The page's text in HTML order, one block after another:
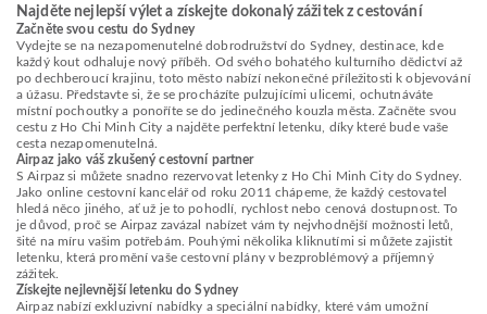
Najděte nejlepší výlet a získejte dokonalý zážitek z cestování
Začněte svou cestu do Sydney
Vydejte se na nezapomenutelné dobrodružství do Sydney, destinace, kde
každý kout odhaluje nový příběh. Od svého bohatého kulturního dědictví až
po dechberoucí krajinu, toto město nabízí nekonečné příležitosti k objevování
a úžasu. Představte si, že se procházíte pulzujícími ulicemi, ochutnáváte
místní pochoutky a ponoříte se do jedinečného kouzla města. Začněte svou
cestu z Ho Chi Minh City a najděte perfektní letenku, díky které bude vaše
cesta nezapomenutelná.
Airpaz jako váš zkušený cestovní partner
S Airpaz si můžete snadno rezervovat letenky z Ho Chi Minh City do Sydney.
Jako online cestovní kancelář od roku 2011 chápeme, že každý cestovatel
hledá něco jiného, ať už je to pohodlí, rychlost nebo cenová dostupnost. To
je důvod, proč se Airpaz zavázal nabízet vám ty nejvhodnější možnosti letů,
šité na míru vašim potřebám. Pouhými několika kliknutími si můžete zajistit
letenku, která promění vaše cestovní plány v bezproblémový a příjemný
zážitek.
Získejte nejlevnější letenku do Sydney
Airpaz nabízí exkluzivní nabídky a speciální nabídky, které vám umožní